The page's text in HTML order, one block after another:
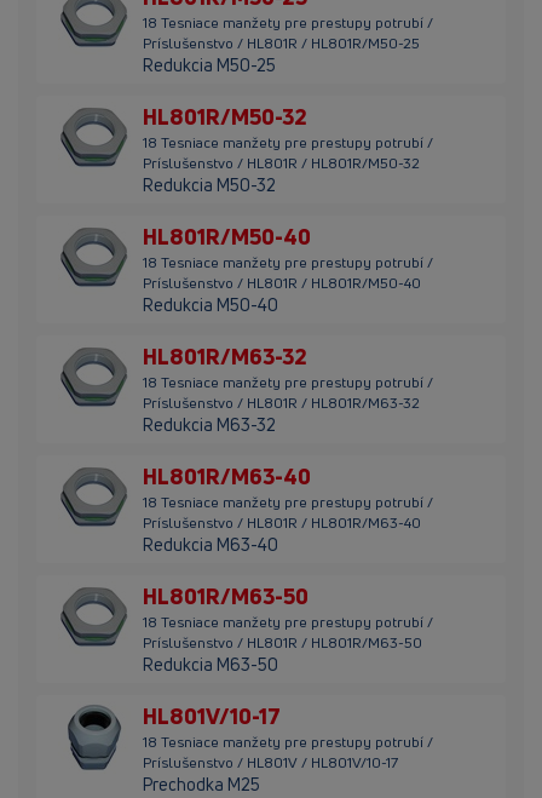
18 Tesniace manžety pre prestupy potrubí /
Príslušenstvo / HL801R / HL801R/M50-25
Redukcia M50-25
HL801R/M50-32
18 Tesniace manžety pre prestupy potrubí /
Príslušenstvo / HL801R / HL801R/M50-32
Redukcia M50-32
HL801R/M50-40
18 Tesniace manžety pre prestupy potrubí /
Príslušenstvo / HL801R / HL801R/M50-40
Redukcia M50-40
HL801R/M63-32
18 Tesniace manžety pre prestupy potrubí /
Príslušenstvo / HL801R / HL801R/M63-32
Redukcia M63-32
HL801R/M63-40
18 Tesniace manžety pre prestupy potrubí /
Príslušenstvo / HL801R / HL801R/M63-40
Redukcia M63-40
HL801R/M63-50
18 Tesniace manžety pre prestupy potrubí /
Príslušenstvo / HL801R / HL801R/M63-50
Redukcia M63-50
HL801V/10-17
18 Tesniace manžety pre prestupy potrubí /
Príslušenstvo / HL801V / HL801V/10-17
Prechodka M25